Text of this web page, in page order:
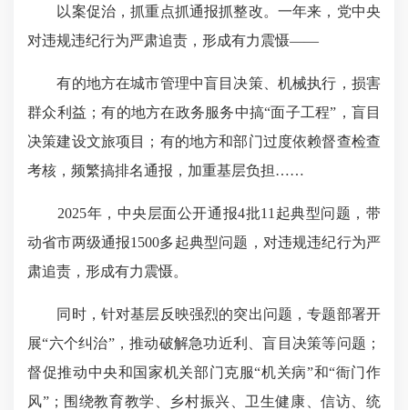
以案促治，抓重点抓通报抓整改。一年来，党中央
对违规违纪行为严肃追责，形成有力震慑——
有的地方在城市管理中盲目决策、机械执行，损害
群众利益；有的地方在政务服务中搞“面子工程”，盲目
决策建设文旅项目；有的地方和部门过度依赖督查检查
考核，频繁搞排名通报，加重基层负担……
2025年，中央层面公开通报4批11起典型问题，带
动省市两级通报1500多起典型问题，对违规违纪行为严
肃追责，形成有力震慑。
同时，针对基层反映强烈的突出问题，专题部署开
展“六个纠治”，推动破解急功近利、盲目决策等问题；
督促推动中央和国家机关部门克服“机关病”和“衙门作
风”；围绕教育教学、乡村振兴、卫生健康、信访、统